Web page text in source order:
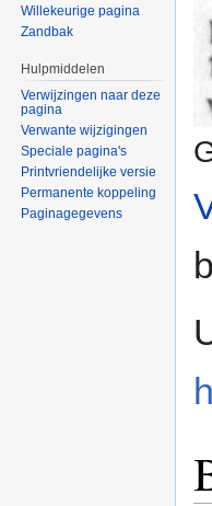
Willekeurige pagina
Zandbak
Hulpmiddelen
Verwijzingen naar deze
pagina
Verwante wijzigingen
Speciale pagina's
Printvriendelijke versie
Permanente koppeling
Paginagegevens